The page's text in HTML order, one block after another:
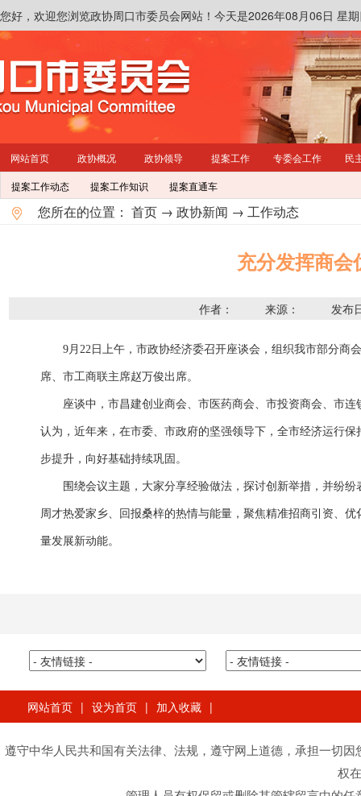
您好，欢迎您浏览政协周口市委员会网站！ 今天是2026年08月06日 星
网站首页 政协概况 政协领导 提案工作 专委会工作 民
提案工作动态 提案工作知识 提案直通车
您所在的位置： 首页 → 政协新闻 → 工作动态
充分发挥商会
作者： 来源： 发布
9月22日上午，市政协经济委召开座谈会，组织我市部分商
席、市工商联主席赵万俊出席。
座谈中，市昌建创业商会、市医药商会、市投资商会、市连
认为，近年来，在市委、市政府的坚强领导下，全市经济运行
步提升，向好基础持续巩固。
围绕会议主题，大家分享经验做法，探讨创新举措，并纷纷
周才热爱家乡、回报桑梓的热情与能量，聚焦精准招商引资、
量发展新动能。
网站首页 | 设为首页 | 加入收藏 |
遵守中华人民共和国有关法律、法规，遵守网上道德，承担一切
权